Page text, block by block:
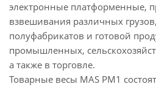
электронные платформенные,
взвешивания различных
полуфабрикатов и готовой
промышленных,
а также в торговле.
Товарные весы MAS PM1